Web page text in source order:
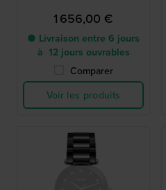
1 656,00 €
● Livraison entre 6 jours
à 12 jours ouvrables
Comparer
Voir les produits